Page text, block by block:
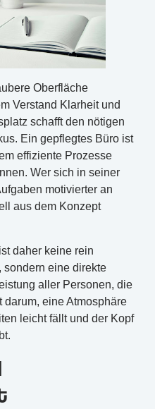
Oberfläche
Verstand Klarheit und
schafft den nötigen
Ein gepflegtes Büro ist
effiziente Prozesse
Wer sich in seiner
motivierter an
aus dem Konzept
daher keine rein
sondern eine direkte
aller Personen, die
eine Atmosphäre
leicht fällt und der Kopf